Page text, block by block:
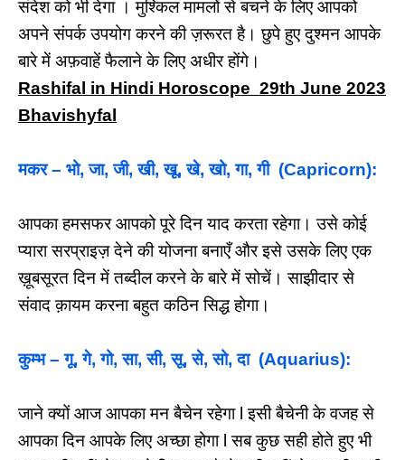
संदेश को भी देगा । मुश्किल मामलों से बचने के लिए आपको
अपने संपर्क उपयोग करने की ज़रूरत है। छुपे हुए दुश्मन आपके
बारे में अफ़वाहें फैलाने के लिए अधीर होंगे।
Rashifal in Hindi Horoscope 29th June 2023
Bhavishyfal
मकर – भो, जा, जी, खी, खू, खे, खो, गा, गी (Capricorn):
आपका हमसफर आपको पूरे दिन याद करता रहेगा। उसे कोई
प्यारा सरप्राइज़ देने की योजना बनाएँ और इसे उसके लिए एक
ख़ूबसूरत दिन में तब्दील करने के बारे में सोचें। साझीदार से
संवाद क़ायम करना बहुत कठिन सिद्ध होगा।
कुम्भ – गू, गे, गो, सा, सी, सू, से, सो, दा (Aquarius):
जाने क्यों आज आपका मन बैचेन रहेगा l इसी बैचेनी के वजह से
आपका दिन आपके लिए अच्छा होगा l सब कुछ सही होते हुए भी